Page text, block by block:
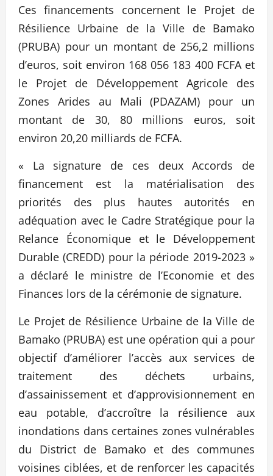
Ces financements concernent le Projet de
Résilience Urbaine de la Ville de Bamako
(PRUBA) pour un montant de 256,2 millions
d’euros, soit environ 168 056 183 400 FCFA et
le Projet de Développement Agricole des
Zones Arides au Mali (PDAZAM) pour un
montant de 30, 80 millions euros, soit
environ 20,20 milliards de FCFA.
« La signature de ces deux Accords de
financement est la matérialisation des
priorités des plus hautes autorités en
adéquation avec le Cadre Stratégique pour la
Relance Économique et le Développement
Durable (CREDD) pour la période 2019-2023 »
a déclaré le ministre de l’Economie et des
Finances lors de la cérémonie de signature.
Le Projet de Résilience Urbaine de la Ville de
Bamako (PRUBA) est une opération qui a pour
objectif d’améliorer l’accès aux services de
traitement des déchets urbains,
d’assainissement et d’approvisionnement en
eau potable, d’accroître la résilience aux
inondations dans certaines zones vulnérables
du District de Bamako et des communes
voisines ciblées, et de renforcer les capacités